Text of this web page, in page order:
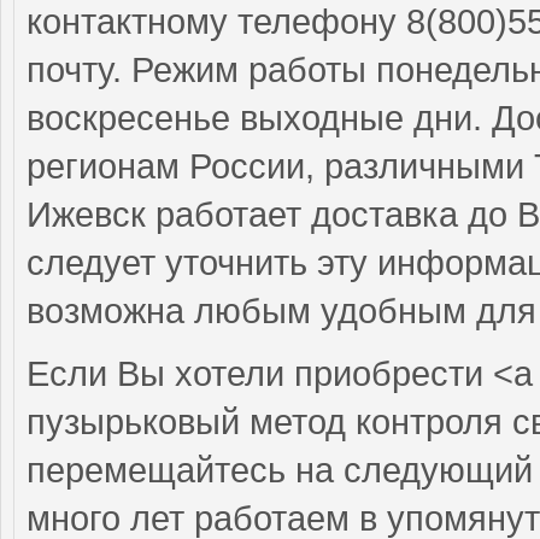
контактному телефону
почту. Режим работы
воскресенье выходные дни.
регионам России, различными
Ижевск работает доставка до
следует уточнить эту
возможна любым удобным
Если Вы хотели приобрести
пузырьковый метод контроля
перемещайтесь на
много лет работаем в